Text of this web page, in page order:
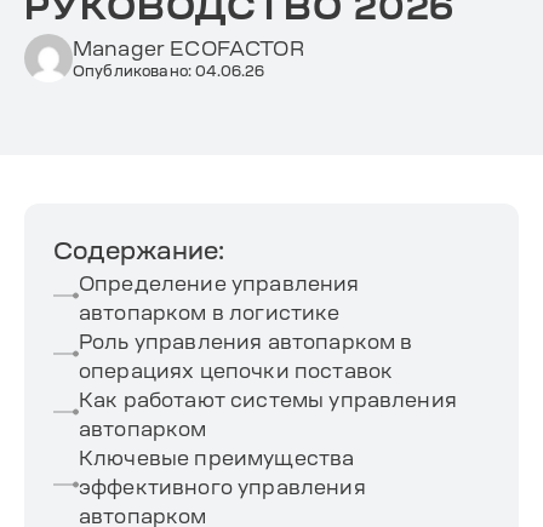
Manager ECOFACTOR
Опубликовано: 04.06.26
Содержание:
Определение управления
автопарком в логистике
Роль управления автопарком в
операциях цепочки поставок
Как работают системы управления
автопарком
Ключевые преимущества
эффективного управления
автопарком